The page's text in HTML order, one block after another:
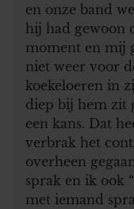
en onze band
hij had gewoon
moment en mij
niet weer voor
koekeloeren in
diep bij hem zit
een kans. Dat
verbrak het
overheen
sprak en ik ook
met iemand